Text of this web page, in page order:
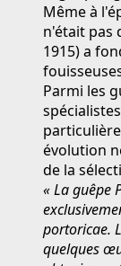
Même à
n'était pas
1915) a
Parmi les
évolution
de la
« La guêpe
portoricae.
quelques